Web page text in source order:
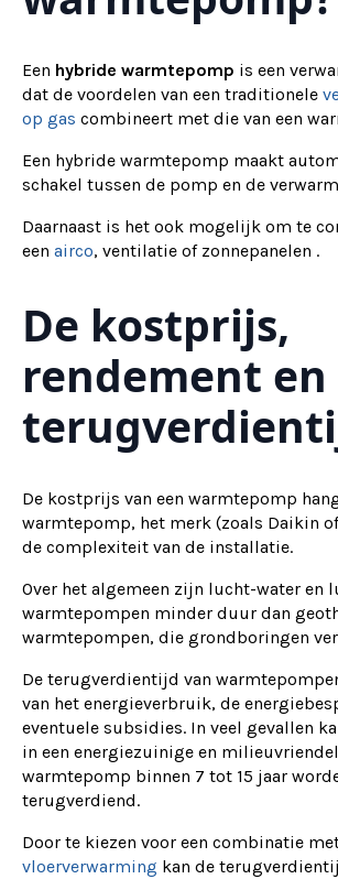
Een hybride warmtepomp is een
dat de voordelen van een traditionele
op gas combineert met die van een
Een hybride warmtepomp maakt
schakel tussen de pomp en de
Daarnaast is het ook mogelijk om te
een airco, ventilatie of zonnepanelen .
De kostprijs,
rendement en
De kostprijs van een warmtepomp
warmtepomp, het merk (zoals Daikin
de complexiteit van de installatie.
Over het algemeen zijn lucht-water en
warmtepompen minder duur dan
warmtepompen, die grondboringen
De terugverdientijd van
van het energieverbruik, de
eventuele subsidies. In veel gevallen
in een energiezuinige en
warmtepomp binnen 7 tot 15 jaar
terugverdiend.
Door te kiezen voor een combinatie
vloerverwarming kan de